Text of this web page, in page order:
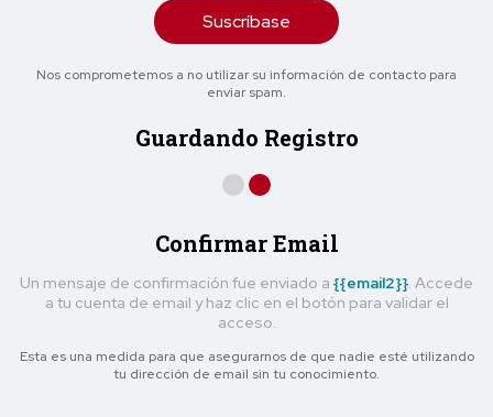
Suscríbase
Nos comprometemos a no utilizar su información de contacto para
enviar spam.
Guardando Registro
Confirmar Email
Un mensaje de confirmación fue enviado a {{email2}} . Accede
a tu cuenta de email y haz clic en el botón para validar el
acceso.
Esta es una medida para que asegurarnos de que nadie esté utilizando
tu dirección de email sin tu conocimiento.